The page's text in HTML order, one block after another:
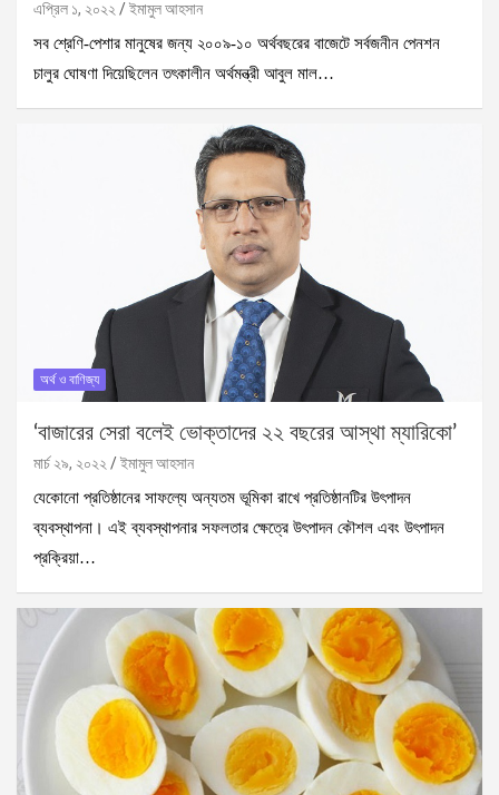
এপ্রিল ১, ২০২২
ইমামুল আহসান
সব শ্রেণি-পেশার মানুষের জন্য ২০০৯-১০ অর্থবছরের বাজেটে সর্বজনীন পেনশন
চালুর ঘোষণা দিয়েছিলেন তৎকালীন অর্থমন্ত্রী আবুল মাল…
অর্থ ও বাণিজ্য
‘বাজারের সেরা বলেই ভোক্তাদের ২২ বছরের আস্থা ম্যারিকো’
মার্চ ২৯, ২০২২
ইমামুল আহসান
যেকোনো প্রতিষ্ঠানের সাফল্যে অন্যতম ভূমিকা রাখে প্রতিষ্ঠানটির উৎপাদন
ব্যবস্থাপনা। এই ব্যবস্থাপনার সফলতার ক্ষেত্রে উৎপাদন কৌশল এবং উৎপাদন
প্রক্রিয়া…